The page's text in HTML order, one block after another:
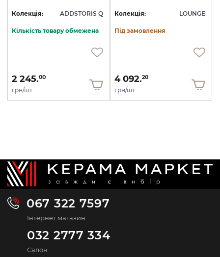
Колекція: ADDSTORIS Q
Кількість товару обмежена
2 245.00
грн/шт
Колекція: LOUNGE
Під замовлення
4 092.20
грн/шт
067 322 7597
Інтернет магазин
032 2777 334
Салон